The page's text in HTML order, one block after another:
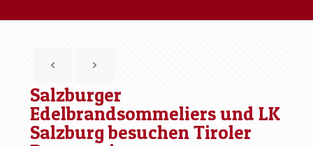
Salzburger
Edelbrandsommeliers und LK
Salzburg besuchen Tiroler